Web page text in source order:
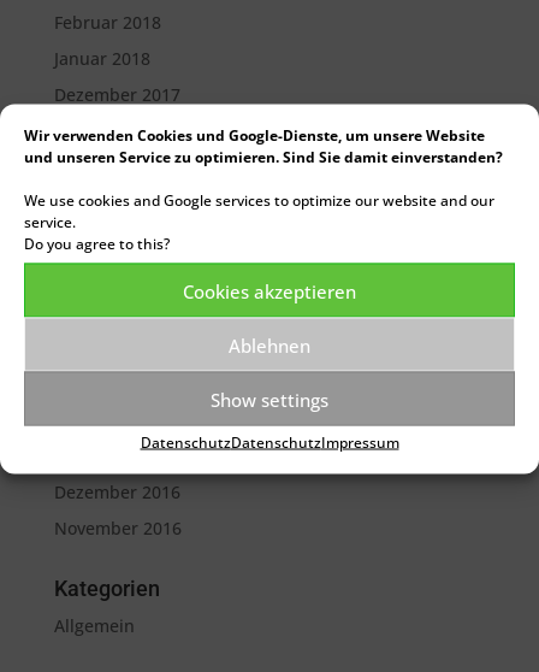
Wir verwenden Cookies und Google-Dienste, um unsere Website
und unseren Service zu optimieren. Sind Sie damit einverstanden?
We use cookies and Google services to optimize our website and our
service.
Do you agree to this?
Cookies akzeptieren
Ablehnen
Show settings
DatenschutzDatenschutzImpressum
Februar 2018
Januar 2018
Dezember 2017
Oktober 2017
September 2017
August 2017
Juli 2017
Mai 2017
Februar 2017
Januar 2017
Dezember 2016
November 2016
Kategorien
Allgemein